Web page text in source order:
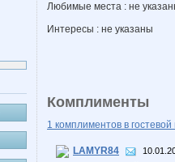
Любимые места : не
Интересы : не указаны
Комплименты
1 комплиментов в гостевой
LAMYR84